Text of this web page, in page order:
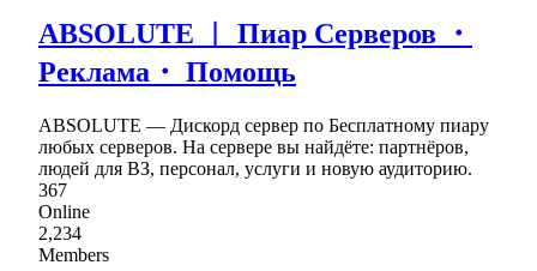
ABSOLUTE ︱ Пиар Серверов ・
Реклама・ Помощь
ABSOLUTE — Дискорд сервер по Бесплатному пиару
любых серверов. На сервере вы найдёте: партнёров,
людей для ВЗ, персонал, услуги и новую аудиторию.
367
Online
2,234
Members